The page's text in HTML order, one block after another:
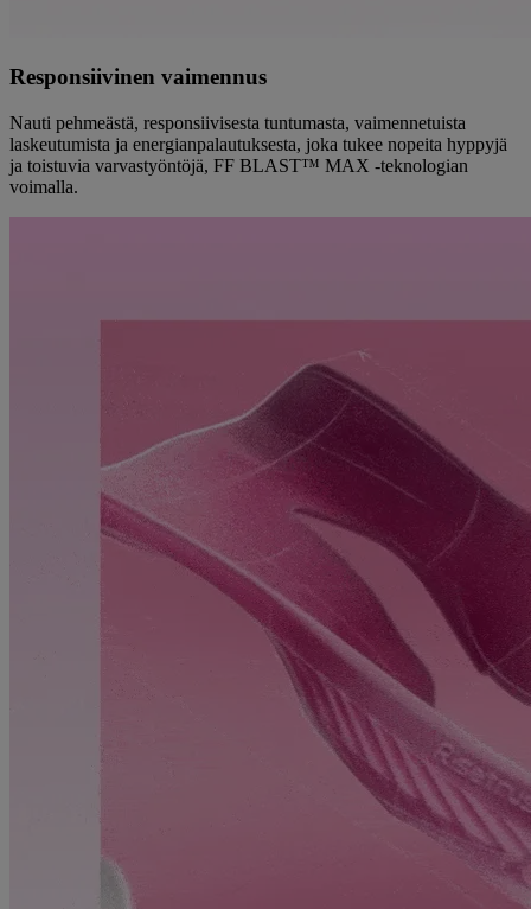
Responsiivinen vaimennus
Nauti pehmeästä, responsiivisesta tuntumasta, vaimennetuista
laskeutumista ja energianpalautuksesta, joka tukee nopeita hyppyjä
ja toistuvia varvastyöntöjä, FF BLAST™ MAX -teknologian
voimalla.